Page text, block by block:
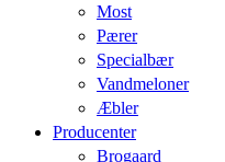
Most
Pærer
Specialbær
Vandmeloner
Æbler
Producenter
Brogaard